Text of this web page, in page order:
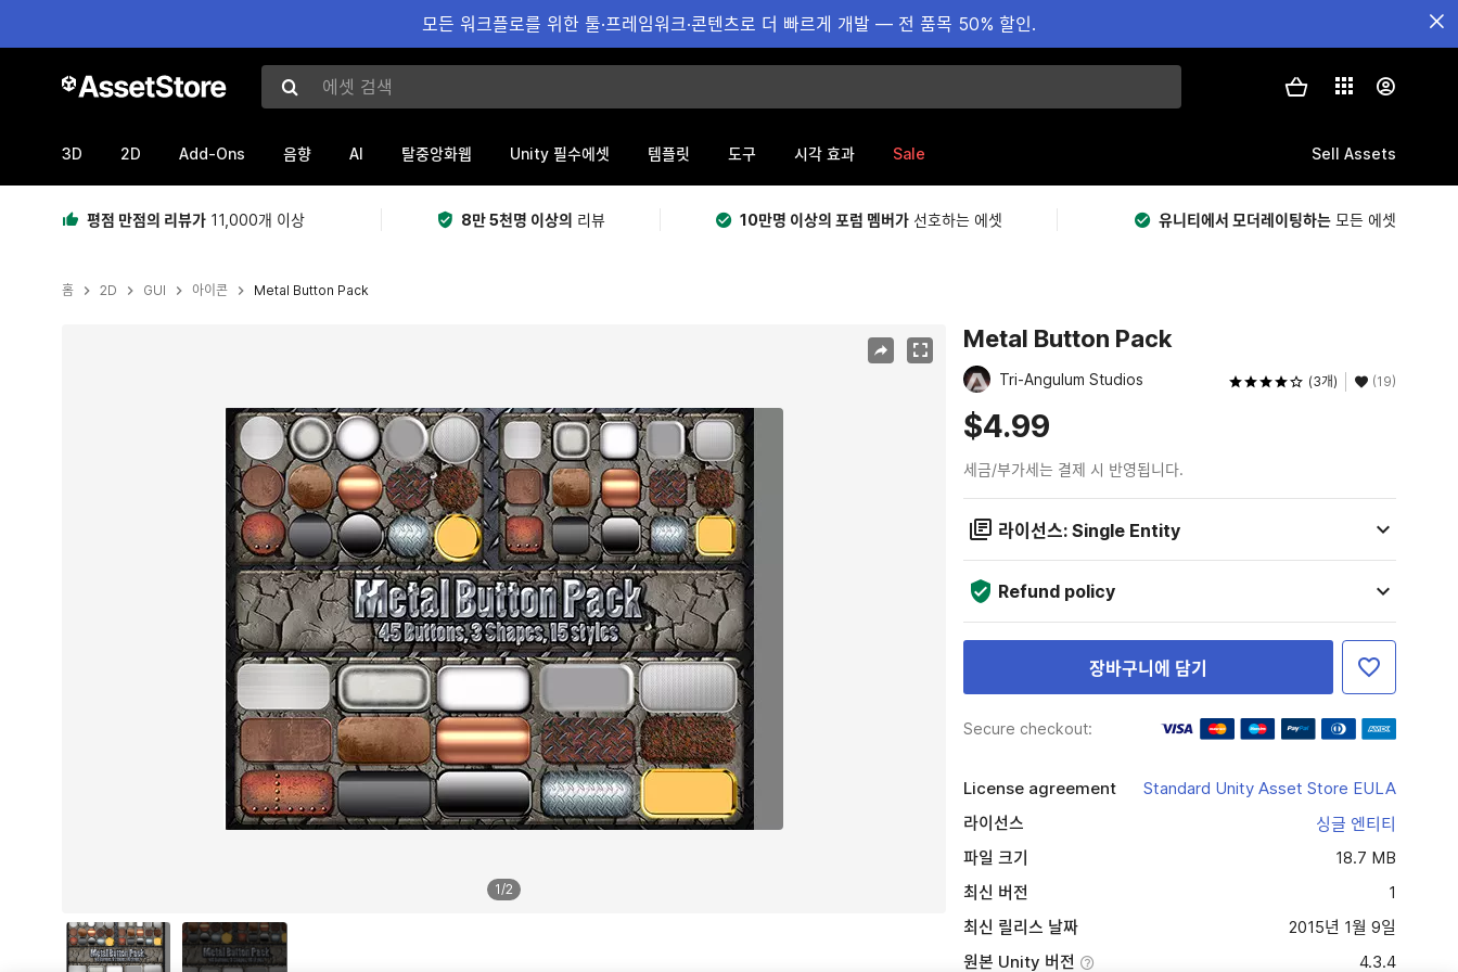
모든 워크플로를 위한 툴·프레임워크·콘텐츠로 더 빠르게 개발 — 전 품목 50% 할인.
에셋 검색
3D 2D Add-Ons 음향 AI 탈중앙화웹 Unity 필수에셋 템플릿 도구 시각 효과 Sale Sell Assets
평점 만점의 리뷰가 11,000개 이상 8만 5천명 이상의 리뷰 10만명 이상의 포럼 멤버가 선호하는 에셋 유니티에서 모더레이팅하는 모든 에셋
홈 2D GUI 아이콘 Metal Button Pack
1/2
Metal Button Pack
Tri-Angulum Studios (3개) (19)
$4.99
세금/부가세는 결제 시 반영됩니다.
라이선스: Single Entity
Refund policy
장바구니에 담기
Secure checkout:
License agreement
Standard Unity Asset Store EULA
라이선스
싱글 엔티티
파일 크기
18.7 MB
최신 버전
1
최신 릴리스 날짜
2015년 1월 9일
원본 Unity 버전
4.3.4